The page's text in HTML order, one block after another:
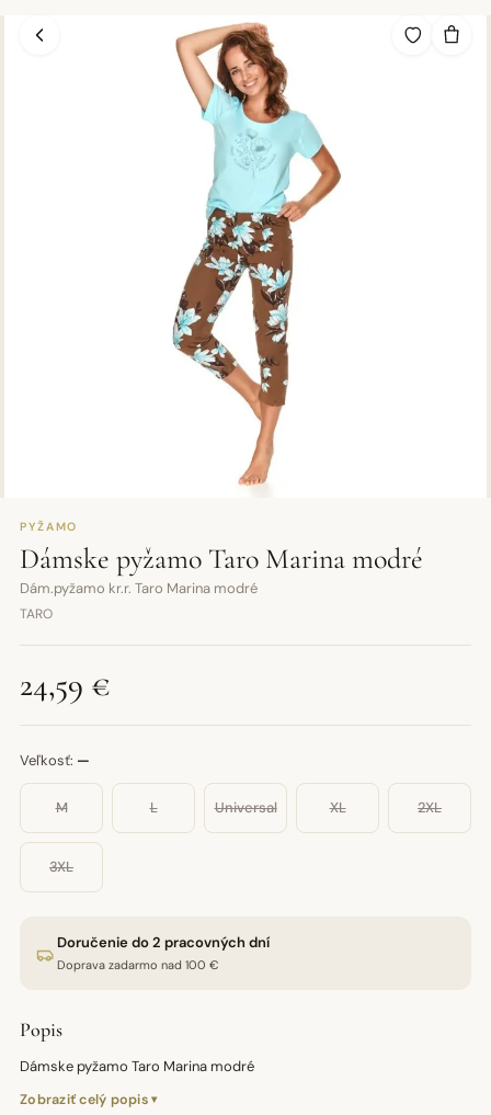
PYŽAMO
Dámske pyžamo Taro Marina modré
Dám.pyžamo kr.r. Taro Marina modré
TARO
24,59 €
Veľkosť: —
M L Universal XL 2XL
3XL
Doručenie do 2 pracovných dní
Doprava zadarmo nad 100 €
Popis
Dámske pyžamo Taro Marina modré
Zobraziť celý popis